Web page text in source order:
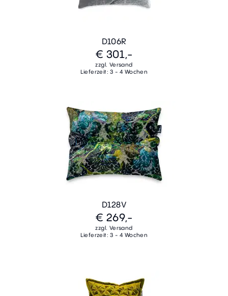
D106R
€ 301,-
zzgl. Versand
Lieferzeit: 3 - 4 Wochen
D128V
€ 269,-
zzgl. Versand
Lieferzeit: 3 - 4 Wochen